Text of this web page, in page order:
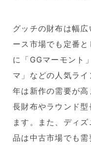
グッチの財布は幅
ース市場でも定番
に「GGマーモント
マ」などの人気ラ
年は新作の需要が
長財布やラウンド
ます。また、ディ
品は中古市場でも